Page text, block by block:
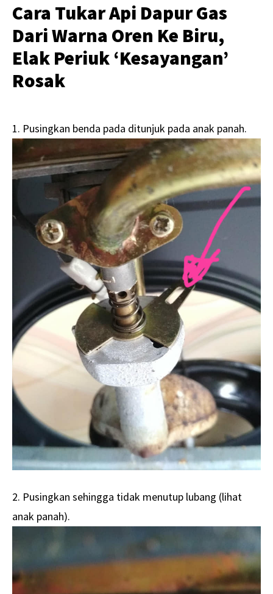
Cara Tukar Api Dapur Gas
Dari Warna Oren Ke Biru,
Elak Periuk ‘Kesayangan’
Rosak
1. Pusingkan benda pada ditunjuk pada anak panah.
2. Pusingkan sehingga tidak menutup lubang (lihat
anak panah).